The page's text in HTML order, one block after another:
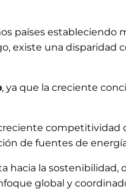
países estableciendo
existe una disparidad
, ya que la creciente
competitividad
de fuentes de
hacia la sostenibilidad,
global y